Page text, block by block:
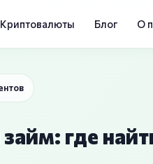
Криптовалюты Блог О
где